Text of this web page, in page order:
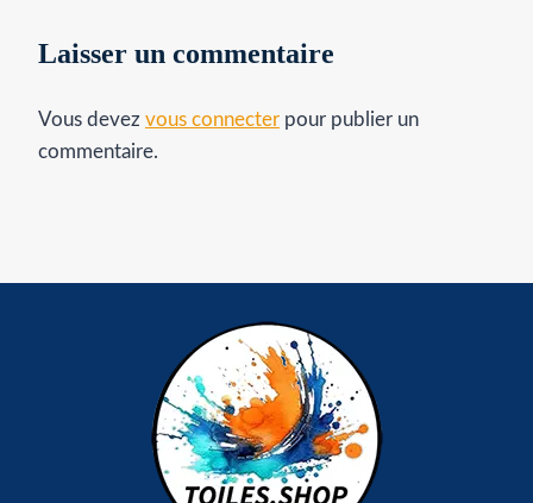
Laisser un commentaire
Vous devez vous connecter pour publier un
commentaire.